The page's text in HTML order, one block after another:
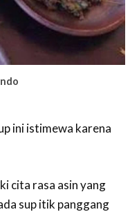
ini istimewa karena
cita rasa asin yang
sup itik panggang